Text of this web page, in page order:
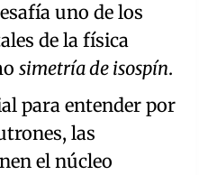
uno de los
de la física
simetría de isospín.
para entender por
las
el núcleo